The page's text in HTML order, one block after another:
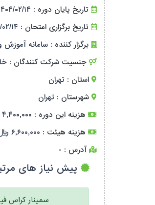
تاریخ پایان دوره : ۱۴۰۴/۰۲/
تاریخ برگزاری امتحان :
برگزار کننده : سامانه
جنسیت شرکت کنندگان :
استان : تهران
شهرستان : تهران
هزینه این دوره : ۴,۴۰۰,۰۰۰ ریال
هزینه هیئت : ۶,۶۰۰,۰۰۰ ریال
آدرس : -
پیش نیاز های
سمینار کراس